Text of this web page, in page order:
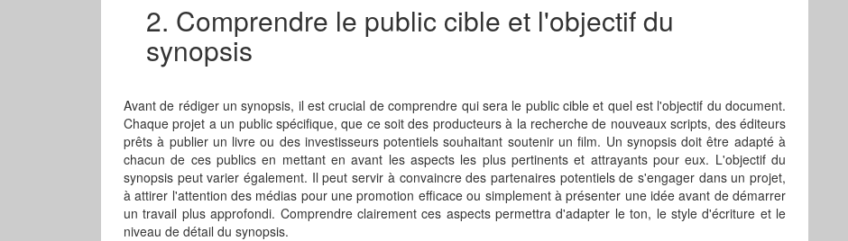
2. Comprendre le public cible et l'objectif du
synopsis
Avant de rédiger un synopsis, il est crucial de comprendre qui sera le public cible et quel est l'objectif du document.
Chaque projet a un public spécifique, que ce soit des producteurs à la recherche de nouveaux scripts, des éditeurs
prêts à publier un livre ou des investisseurs potentiels souhaitant soutenir un film. Un synopsis doit être adapté à
chacun de ces publics en mettant en avant les aspects les plus pertinents et attrayants pour eux. L'objectif du
synopsis peut varier également. Il peut servir à convaincre des partenaires potentiels de s'engager dans un projet,
à attirer l'attention des médias pour une promotion efficace ou simplement à présenter une idée avant de démarrer
un travail plus approfondi. Comprendre clairement ces aspects permettra d'adapter le ton, le style d'écriture et le
niveau de détail du synopsis.